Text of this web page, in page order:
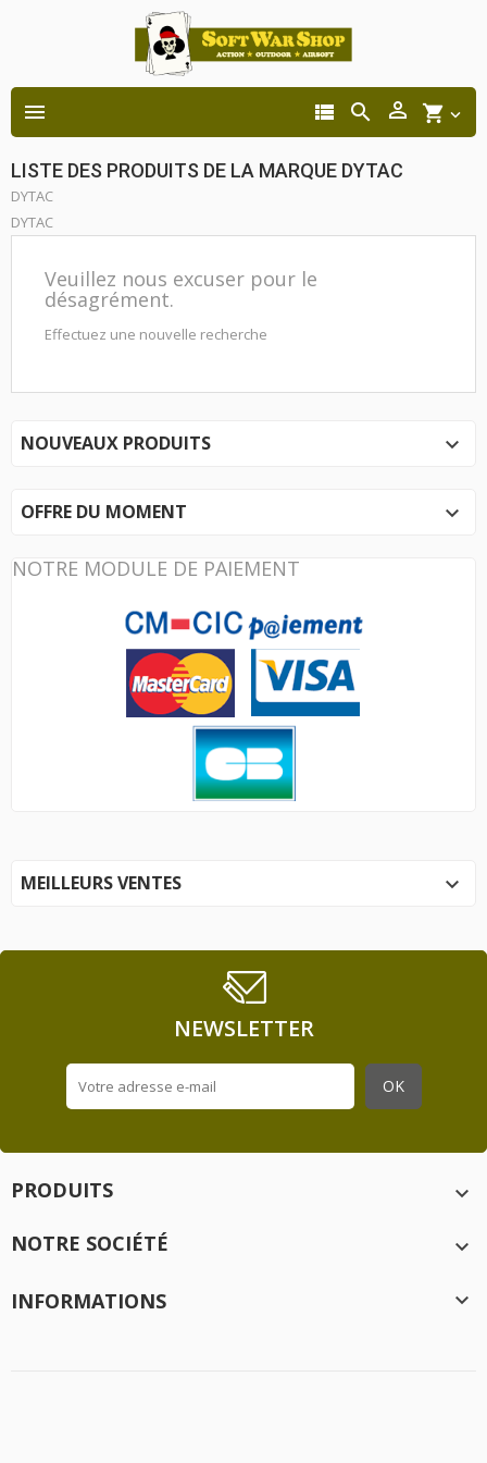
 shopping_cart 



LISTE DES PRODUITS DE LA MARQUE DYTAC
DYTAC
DYTAC
Veuillez nous excuser pour le
désagrément.
Effectuez une nouvelle recherche
NOUVEAUX PRODUITS 
OFFRE DU MOMENT 
NOTRE MODULE DE PAIEMENT
MEILLEURS VENTES 
NEWSLETTER
PRODUITS

NOTRE SOCIÉTÉ

INFORMATIONS 